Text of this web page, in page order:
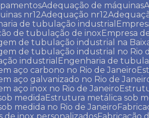
Adequação de máquinas
nr12 Adequação nr12
de tubulação industrial
de tubulação de inox
Empresa
de tubulação industrial na
de tubulação industrial no Rio
industrial
Engenharia de
aço carbono no Rio de Janeiro
aço galvanizado no Rio de
aço inox no Rio de Janeiro
medida
Estrutura metálica sob
medida no Rio de Janeiro